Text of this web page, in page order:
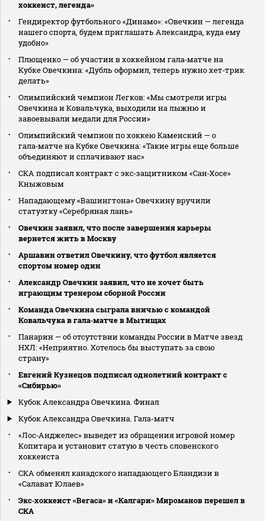
хоккеист, легенда»
Гендиректор футбольного «Динамо»: «Овечкин — легенда
нашего спорта, будем приглашать Александра, куда ему
удобно»
Плющенко — об участии в хоккейном гала‑матче на
Кубке Овечкина: «Дубль оформил, теперь нужно хет‑трик
делать»
Олимпийский чемпион Легков: «Мы смотрели игры
Овечкина и Ковальчука, выходили на лыжню и
завоевывали медали для России»
Олимпийский чемпион по хоккею Каменский — о
гала‑матче на Кубке Овечкина: «Такие игры еще больше
объединяют и сплачивают нас»
СКА подписал контракт с экс‑защитником «Сан‑Хосе»
Кныжовым
Нападающему «Вашингтона» Овечкину вручили
статуэтку «Серебряная лань»
Овечкин заявил, что после завершения карьеры
вернется жить в Москву
Аршавин ответил Овечкину, что футбол является
спортом номер один
Александр Овечкин заявил, что не хочет быть
играющим тренером сборной России
Команда Овечкина сыграла вничью с командой
Ковальчука в гала‑матче в Мытищах
Панарин — об отсутствии команды России в Матче звезд
НХЛ: «Неприятно. Хотелось бы выступать за свою
страну»
Евгений Кузнецов подписал однолетний контракт с
«Сибирью»
Кубок Александра Овечкина. Финал
Кубок Александра Овечкина. Гала-матч
«Лос‑Анджелес» выведет из обращения игровой номер
Копитара и установит статую в честь словенского
хоккеиста
СКА обменял канадского нападающего Бландизи в
«Салават Юлаев»
Экс‑хоккеист «Вегаса» и «Калгари» Мироманов перешел в
СКА